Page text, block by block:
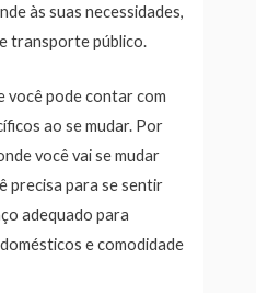
às suas necessidades,
transporte público.
você pode contar com
ao se mudar. Por
você vai se mudar
precisa para se sentir
adequado para
e comodidade